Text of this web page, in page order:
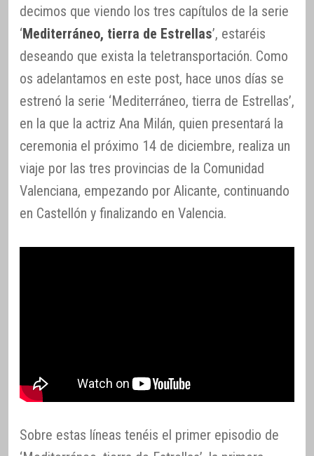
decimos que viendo los tres capítulos de la serie
‘Mediterráneo, tierra de Estrellas’, estaréis
deseando que exista la teletransportación. Como
os adelantamos en este post, hace unos días se
estrenó la serie ‘Mediterráneo, tierra de Estrellas’,
en la que la actriz Ana Milán, quien presentará la
ceremonia el próximo 14 de diciembre, realiza un
viaje por las tres provincias de la Comunidad
Valenciana, empezando por Alicante, continuando
en Castellón y finalizando en Valencia.
Sobre estas líneas tenéis el primer episodio de